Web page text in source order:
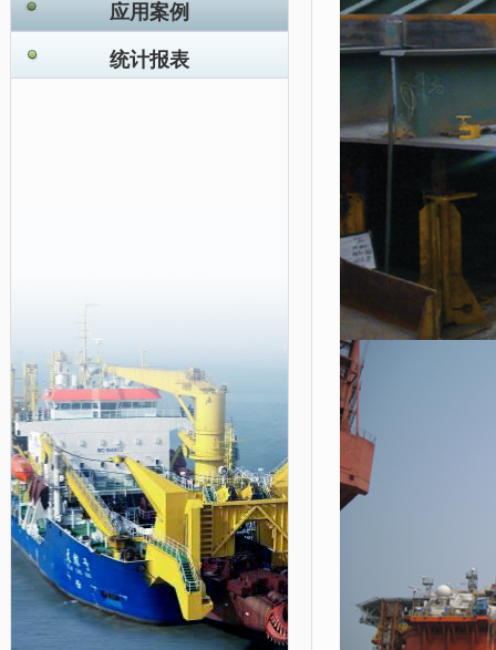
应用案例
统计报表